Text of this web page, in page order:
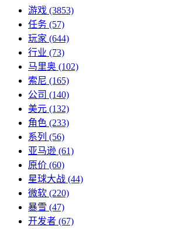
游戏 (3853)
任务 (57)
玩家 (644)
行业 (73)
马里奥 (102)
索尼 (165)
公司 (140)
美元 (132)
角色 (233)
系列 (56)
亚马逊 (61)
原价 (60)
星球大战 (44)
微软 (220)
暴雪 (47)
开发者 (67)